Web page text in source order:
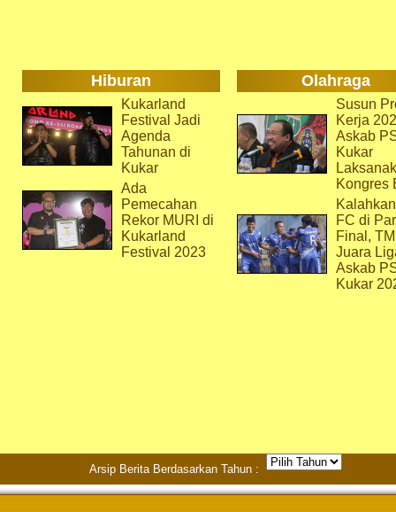
Hiburan Olahraga
Kukarland
Festival Jadi
Agenda
Tahunan di
Kukar
Ada
Pemecahan
Rekor MURI di
Kukarland
Festival 2023
Susun
Kerja
Askab
Kukar
Kongres
FC di
Final,
Juara
Askab
Kukar
Arsip Berita Berdasarkan Tahun :